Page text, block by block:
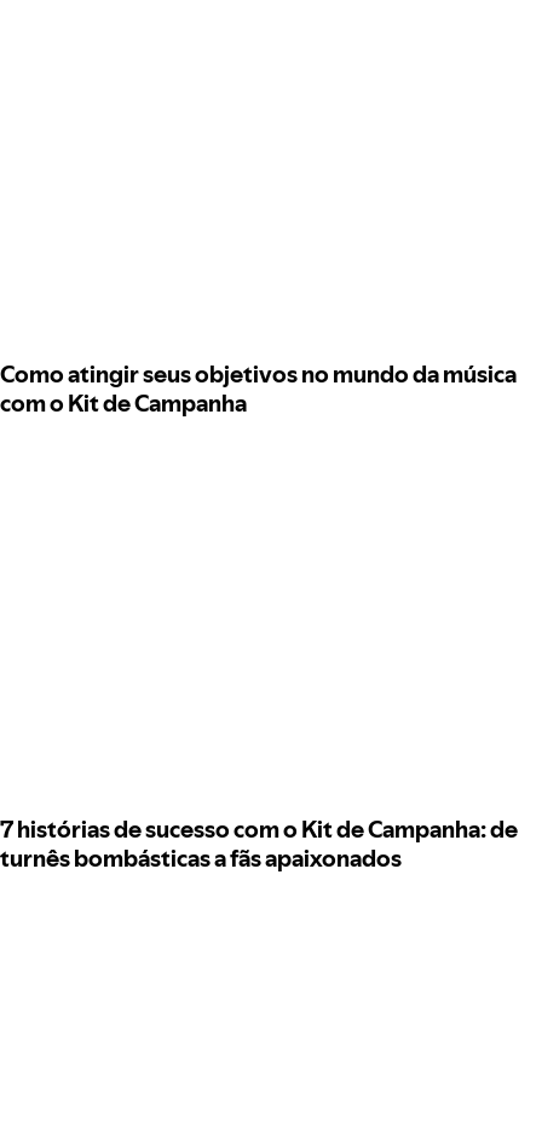
Como atingir seus objetivos no mundo da música
com o Kit de Campanha
7 histórias de sucesso com o Kit de Campanha: de
turnês bombásticas a fãs apaixonados